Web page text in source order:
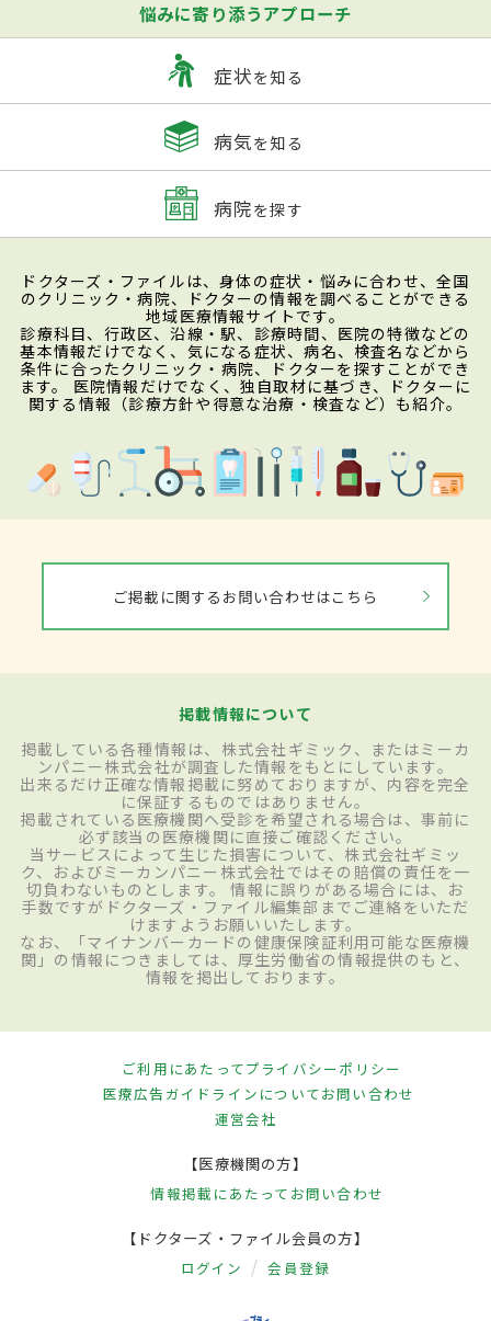
悩みに寄り添うアプローチ
症状を知る
病気を知る
病院を探す
ドクターズ・ファイルは、身体の症状・悩みに合わせ、全国
のクリニック・病院、ドクターの情報を調べることができる
地域医療情報サイトです。
診療科目、行政区、沿線・駅、診療時間、医院の特徴などの
基本情報だけでなく、気になる症状、病名、検査名などから
条件に合ったクリニック・病院、ドクターを探すことができ
ます。 医院情報だけでなく、独自取材に基づき、ドクターに
関する情報（診療方針や得意な治療・検査など）も紹介。
ご掲載に関するお問い合わせはこちら
掲載情報について
掲載している各種情報は、株式会社ギミック、またはミーカ
ンパニー株式会社が調査した情報をもとにしています。
出来るだけ正確な情報掲載に努めておりますが、内容を完全
に保証するものではありません。
掲載されている医療機関へ受診を希望される場合は、事前に
必ず該当の医療機関に直接ご確認ください。
当サービスによって生じた損害について、株式会社ギミッ
ク、およびミーカンパニー株式会社ではその賠償の責任を一
切負わないものとします。 情報に誤りがある場合には、お
手数ですがドクターズ・ファイル編集部までご連絡をいただ
けますようお願いいたします。
なお、「マイナンバーカードの健康保険証利用可能な医療機
関」の情報につきましては、厚生労働省の情報提供のもと、
情報を掲出しております。
ご利用にあたってプライバシーポリシー
医療広告ガイドラインについてお問い合わせ
運営会社
【医療機関の方】
情報掲載にあたって お問い合わせ
【ドクターズ・ファイル会員の方】
ログイン 会員登録